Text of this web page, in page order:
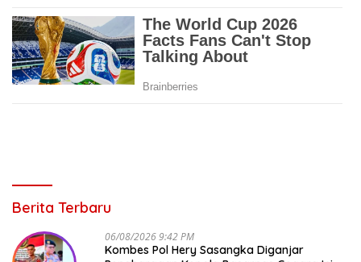
Berita Terbaru
06/08/2026 9:42 PM
Kombes Pol Hery Sasangka Diganjar